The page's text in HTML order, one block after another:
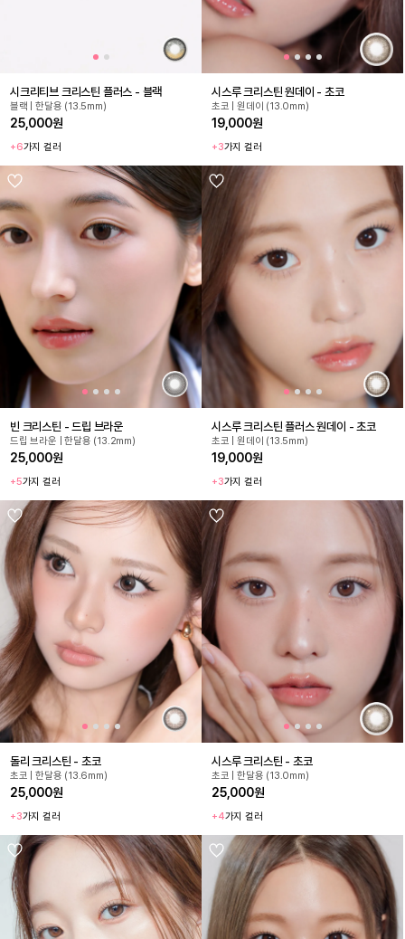
시크리티브 크리스틴 플러스 - 블랙
블랙 | 한달용 (13.5mm)
25,000원
+6가지 컬러
시스루 크리스틴 원데이 - 초코
초코 | 원데이 (13.0mm)
19,000원
+3가지 컬러
빈 크리스틴 - 드립 브라운
드립 브라운 | 한달용 (13.2mm)
25,000원
+5가지 컬러
시스루 크리스틴 플러스 원데이 - 초코
초코 | 원데이 (13.5mm)
19,000원
+3가지 컬러
돌리 크리스틴 - 초코
초코 | 한달용 (13.6mm)
25,000원
+3가지 컬러
시스루 크리스틴 - 초코
초코 | 한달용 (13.0mm)
25,000원
+4가지 컬러